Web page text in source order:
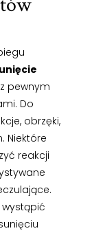
pewnym
Do
obrzęki,
Niektóre
reakcji
wystąpić